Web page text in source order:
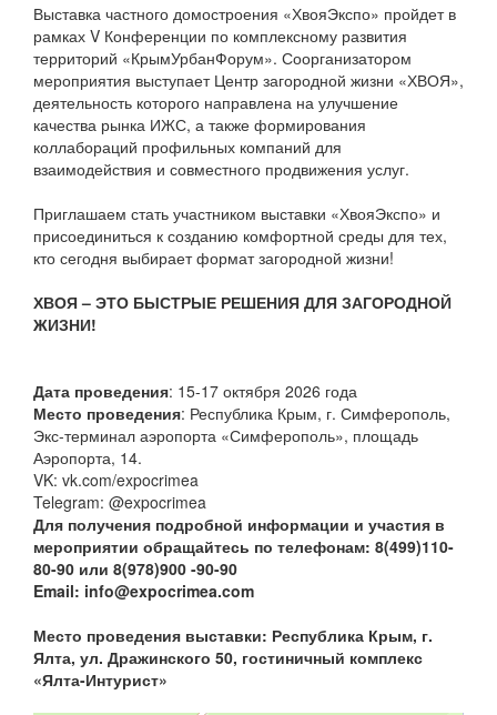
Выставка частного домостроения «ХвояЭкспо» пройдет в
рамках V Конференции по комплексному развития
территорий «КрымУрбанФорум». Соорганизатором
мероприятия выступает Центр загородной жизни «ХВОЯ»,
деятельность которого направлена на улучшение
качества рынка ИЖС, а также формирования
коллабораций профильных компаний для
взаимодействия и совместного продвижения услуг.
Приглашаем стать участником выставки «ХвояЭкспо» и
присоединиться к созданию комфортной среды для тех,
кто сегодня выбирает формат загородной жизни!
ХВОЯ – ЭТО БЫСТРЫЕ РЕШЕНИЯ ДЛЯ ЗАГОРОДНОЙ
ЖИЗНИ!
Дата проведения: 15-17 октября 2026 года
Место проведения: Республика Крым, г. Симферополь,
Экс-терминал аэропорта «Симферополь», площадь
Аэропорта, 14.
VK: vk.com/expocrimea
Telegram: @expocrimea
Для получения подробной информации и участия в
мероприятии обращайтесь по телефонам: 8(499)110-
80-90 или 8(978)900 -90-90
Email: info@expocrimea.com
Место проведения выставки: Республика Крым, г.
Ялта, ул. Дражинского 50, гостиничный комплекс
«Ялта-Интурист»